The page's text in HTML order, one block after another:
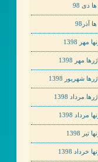
دی 98
آذر98
مهر 1398
مهر 1398
شهریور 1398
مرداد 1398
مرداد 1398
1398
خرداد 1398